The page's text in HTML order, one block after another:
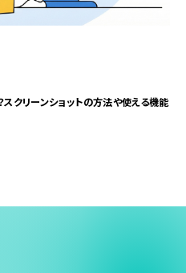
クリーンショットの方法や使える機能